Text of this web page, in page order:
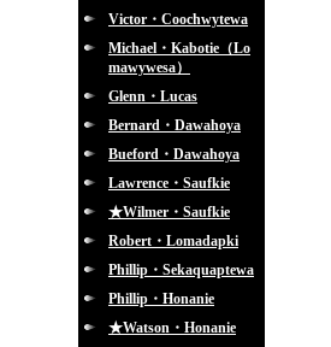
Victor・Coochwytewa
Michael・Kabotie（Lo
mawywesa）
Glenn・Lucas
Bernard・Dawahoya
Bueford・Dawahoya
Lawrence・Saufkie
★Wilmer・Saufkie
Robert・Lomadapki
Phillip・Sekaquaptewa
Phillip・Honanie
★Watson・Honanie